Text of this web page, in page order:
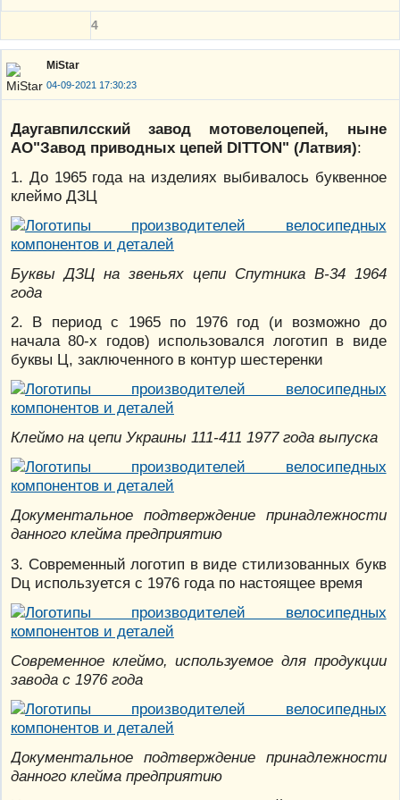
4
MiStar
04-09-2021 17:30:23
Даугавпилсский завод мотовелоцепей, ныне
АО"Завод приводных цепей DITTON" (Латвия):
1. До 1965 года на изделиях выбивалось буквенное
клеймо ДЗЦ
Буквы ДЗЦ на звеньях цепи Спутника В-34 1964
года
2. В период с 1965 по 1976 год (и возможно до
начала 80-х годов) использовался логотип в виде
буквы Ц, заключенного в контур шестеренки
Клеймо на цепи Украины 111-411 1977 года выпуска
Документальное подтверждение принадлежности
данного клейма предприятию
3. Современный логотип в виде стилизованных букв
Dц используется с 1976 года по настоящее время
Современное клеймо, используемое для продукции
завода с 1976 года
Документальное подтверждение принадлежности
данного клейма предприятию